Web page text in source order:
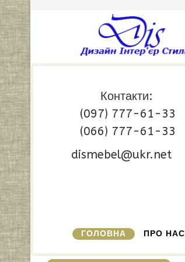
Контакти:
(097) 777-61-33
(066) 777-61-33
dismebel@ukr.net
ГОЛОВНА ПРО НАС